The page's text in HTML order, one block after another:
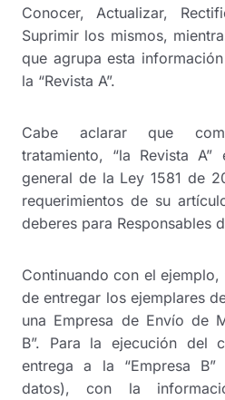
Conocer, Actualizar,
Suprimir los mismos,
que agrupa esta
la “Revista A”.
Cabe aclarar que
tratamiento, “la Revista
general de la Ley 1581 de
requerimientos de su
deberes para Responsables
Continuando con el ejemplo,
de entregar los ejemplares
una Empresa de Envío de
B”. Para la ejecución del
entrega a la “Empresa
datos), con la